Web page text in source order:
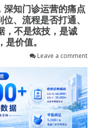
知门诊运营的痛点
、流程是否打通、
，不是炫技，是诚
价值。
Leave a comment